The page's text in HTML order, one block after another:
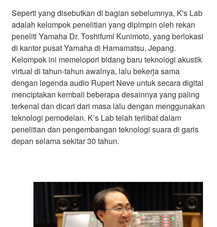
Seperti yang disebutkan di bagian sebelumnya, K's Lab
adalah kelompok penelitian yang dipimpin oleh rekan
peneliti Yamaha Dr. Toshifumi Kunimoto, yang berlokasi
di kantor pusat Yamaha di Hamamatsu, Jepang.
Kelompok ini memelopori bidang baru teknologi akustik
virtual di tahun-tahun awalnya, lalu bekerja sama
dengan legenda audio Rupert Neve untuk secara digital
menciptakan kembali beberapa desainnya yang paling
terkenal dan dicari dari masa lalu dengan menggunakan
teknologi pemodelan. K’s Lab telah terlibat dalam
penelitian dan pengembangan teknologi suara di garis
depan selama sekitar 30 tahun.